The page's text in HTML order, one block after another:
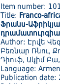
Item number:
Title: Franco-
Ֆրանս-
դրամատուրգիա
Author: Էրվե
Բեռնար Ռնու,
Դիուֆ, Ակիմ
Language:
Publication date: